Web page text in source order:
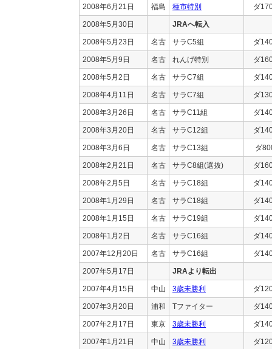
2008年6月21日 福島 種市特別 ダ
2008年5月30日 JRAへ転入
2008年5月23日 名古 サラC5組 ダ
2008年5月9日 名古 れんげ特別 ダ
2008年5月2日 名古 サラC7組 ダ
2008年4月11日 名古 サラC7組 ダ
2008年3月26日 名古 サラC11組 ダ
2008年3月20日 名古 サラC12組 ダ
2008年3月6日 名古 サラC13組 ダ
2008年2月21日 名古 サラC8組(選抜) ダ
2008年2月5日 名古 サラC18組 ダ
2008年1月29日 名古 サラC18組 ダ
2008年1月15日 名古 サラC19組 ダ
2008年1月2日 名古 サラC16組 ダ
2007年12月20日 名古 サラC16組 ダ
2007年5月17日 JRAより転出
2007年4月15日 中山 3歳未勝利 ダ
2007年3月20日 浦和 Tファイター ダ
2007年2月17日 東京 3歳未勝利 ダ
2007年1月21日 中山 3歳未勝利 ダ